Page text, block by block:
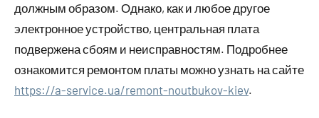
должным образом. Однако, как и любое другое
электронное устройство, центральная плата
подвержена сбоям и неисправностям. Подробнее
ознакомится ремонтом платы можно узнать на сайте
https://a-service.ua/remont-noutbukov-kiev.